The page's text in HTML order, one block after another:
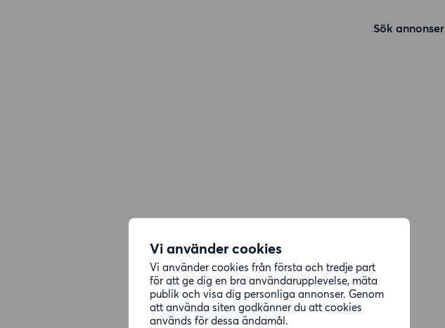
Vi använder cookies
Vi använder cookies från första och tredje part
för att ge dig en bra användarupplevelse, mäta
publik och visa dig personliga annonser. Genom
att använda siten godkänner du att cookies
används för dessa ändamål.
Sök annonser